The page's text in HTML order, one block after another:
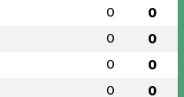
0 0
0 0
0 0
0 0